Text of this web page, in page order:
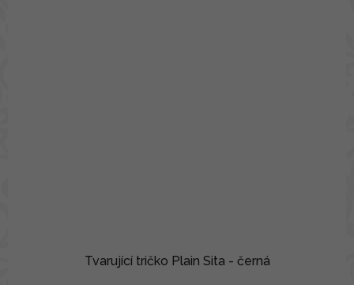
Tvarující tričko Plain Sita - černá